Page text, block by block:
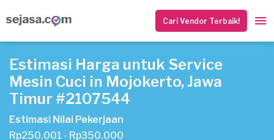
Cari Vendor Terbaik!
Estimasi Harga untuk Service
Mesin Cuci in Mojokerto, Jawa
Timur #2107544
Estimasi Nilai Pekerjaan
Rp250.001 - Rp350.000